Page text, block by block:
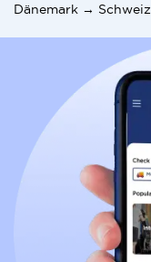
Dänemark → Schweiz